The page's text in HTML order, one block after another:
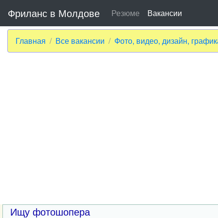
Фриланс в Молдове Резюме Вакансии
Главная Все вакансии Фото, видео, дизайн,
Ищу фотошопера